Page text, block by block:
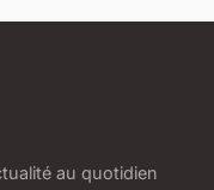
au quotidien